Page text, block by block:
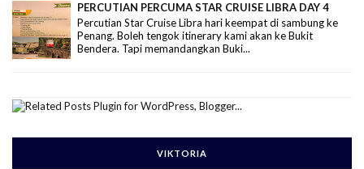
PERCUTIAN PERCUMA STAR CRUISE LIBRA DAY 4
Percutian Star Cruise Libra hari keempat di sambung ke
Penang. Boleh tengok itinerary kami akan ke Bukit
Bendera. Tapi memandangkan Buki...
VIKTORIA